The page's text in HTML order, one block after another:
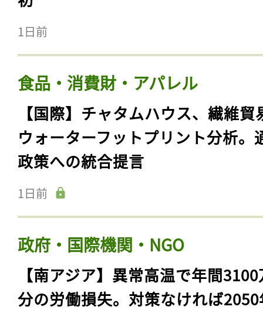
1日前
食品・消費財・アパレル
【国際】チャタムハウス、繊維貿
ウォーターフットプリント分析。
政策への統合提言
1日前
政府・国際機関・NGO
【南アジア】異常高温で年間
分の労働損失。対策なければ